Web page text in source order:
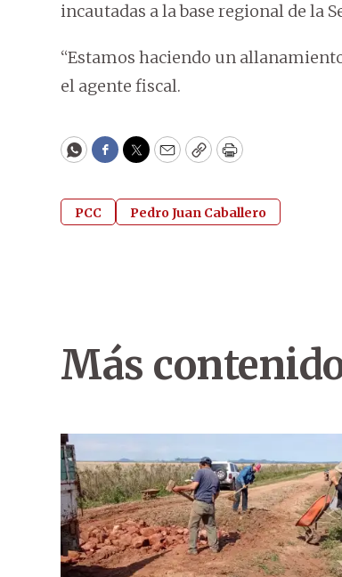
incautadas a la base regional de la
“Estamos haciendo un
el agente fiscal.
WhatsApp
Facebook
Twitter
EmailCopyPrint
PCC Pedro Juan Caballero
Más